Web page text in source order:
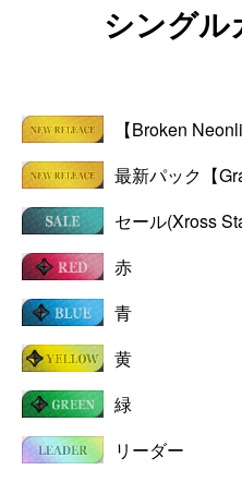
シングル
グループ一覧 【Broken
最新パック【
セール(Xross
赤
青
黄
緑
リーダー